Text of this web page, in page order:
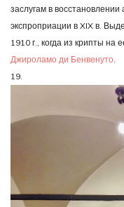
заслугам в
экспроприации в XIX в.
1910 г., когда из крипты
Джироламо ди Бенвенуто.
19.